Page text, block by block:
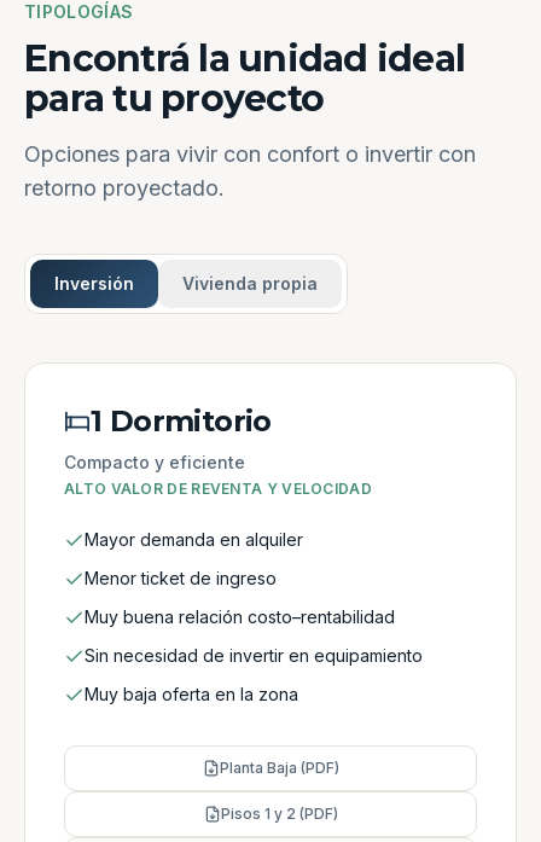
TIPOLOGÍAS
Encontrá la unidad ideal
para tu proyecto
Opciones para vivir con confort o invertir con
retorno proyectado.
Inversión Vivienda propia
1 Dormitorio
Compacto y eficiente
ALTO VALOR DE REVENTA Y VELOCIDAD
Mayor demanda en alquiler
Menor ticket de ingreso
Muy buena relación costo–rentabilidad
Sin necesidad de invertir en equipamiento
Muy baja oferta en la zona
Planta Baja (PDF)
Pisos 1 y 2 (PDF)